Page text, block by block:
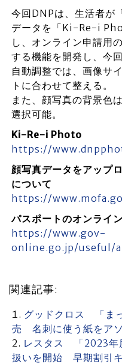
今回DNPは、生活者
データを「Ki-Re-i
し、オンライン申請用
する機能を開発し、今
自動調整では、画像サ
トに合わせて整える。
また、顔写真の背景色
選択可能。
Ki-Re-i Photo
https://
顔写真データをアップ
について
https://
パスポートのオンライ
https://www.gov-
online.go.jp/useful/
関連記事:
グッドクロス 「ま
売 名刺に使う紙をア
レスタス 「2023年
扱いを開始 早期割引